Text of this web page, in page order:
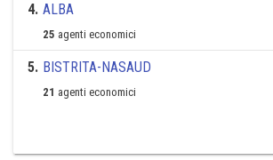
4. ALBA
25 agenti economici
5. BISTRITA-NASAUD
21 agenti economici